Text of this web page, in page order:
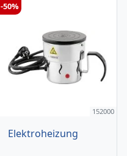
152000
Elektroheizung
-50%